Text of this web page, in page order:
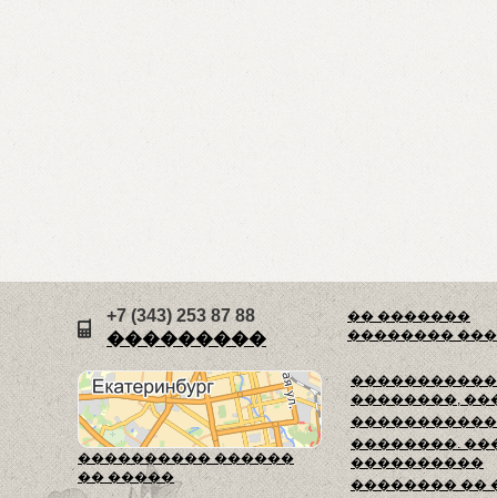
�� �������
��������
��������,
��������.
����������
�������� ��
���������� ������
�� �����
+7 (343) 253 87 88
���������